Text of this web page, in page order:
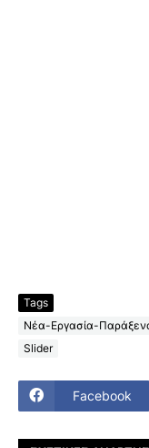
Tags
Νέα-Εργασία-
Slider
Facebook